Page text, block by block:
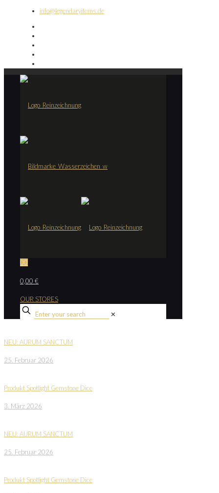
info@legendaryitems.de
00
0,00 €
OUR STORES
✕
NEU: AURUM SANCTUM
25. Februar 2026
Produkt Spotlight Gemstone Dice
3. März 2026
NEU: AURUM SANCTUM
25. Februar 2026
Produkt Spotlight Gemstone Dice